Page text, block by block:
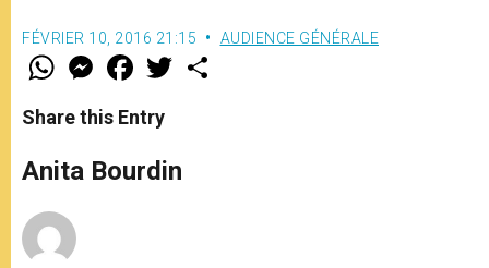
FÉVRIER 10, 2016 21:15 AUDIENCE GÉNÉRALE
W
t
s
p
p
M
e
s
e
g
e
F
a
e
b
o
k
w
r
Share this Entry
Anita Bourdin